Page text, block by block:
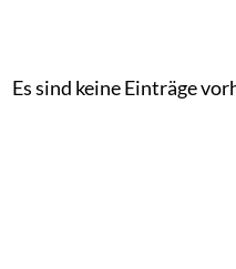
Es sind keine Einträge